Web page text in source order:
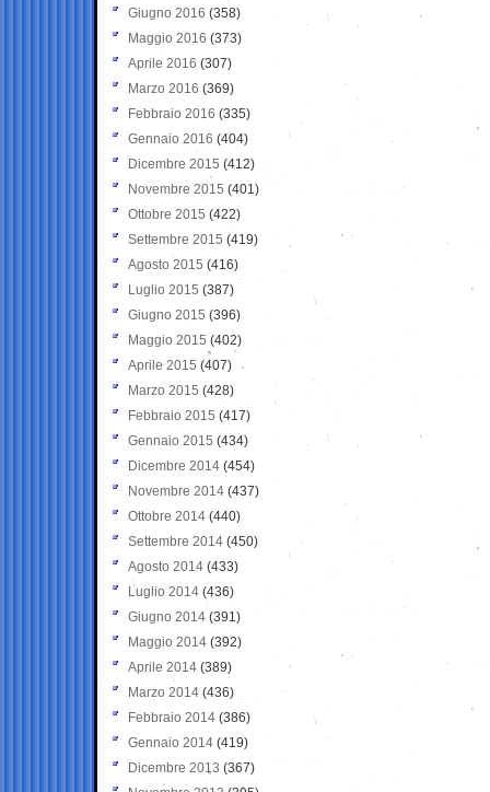
Giugno 2016 (358)
Maggio 2016 (373)
Aprile 2016 (307)
Marzo 2016 (369)
Febbraio 2016 (335)
Gennaio 2016 (404)
Dicembre 2015 (412)
Novembre 2015 (401)
Ottobre 2015 (422)
Settembre 2015 (419)
Agosto 2015 (416)
Luglio 2015 (387)
Giugno 2015 (396)
Maggio 2015 (402)
Aprile 2015 (407)
Marzo 2015 (428)
Febbraio 2015 (417)
Gennaio 2015 (434)
Dicembre 2014 (454)
Novembre 2014 (437)
Ottobre 2014 (440)
Settembre 2014 (450)
Agosto 2014 (433)
Luglio 2014 (436)
Giugno 2014 (391)
Maggio 2014 (392)
Aprile 2014 (389)
Marzo 2014 (436)
Febbraio 2014 (386)
Gennaio 2014 (419)
Dicembre 2013 (367)